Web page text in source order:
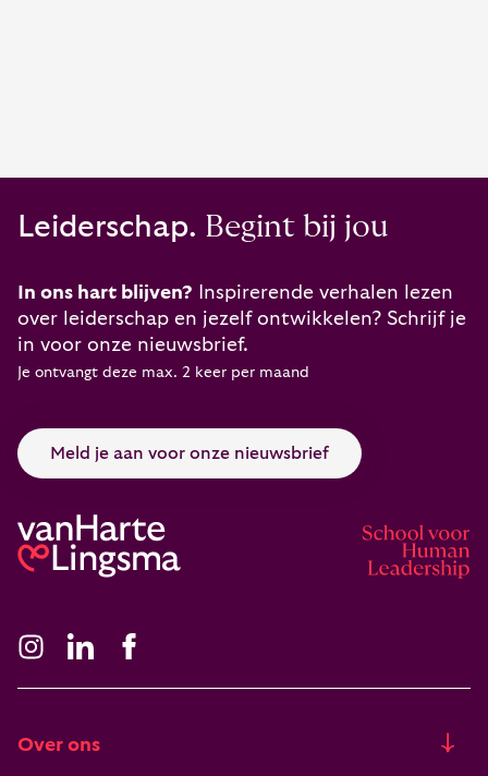
Leiderschap. Begint bij jou
In ons hart blijven? Inspirerende verhalen lezen
over leiderschap en jezelf ontwikkelen? Schrijf je
in voor onze nieuwsbrief.
Je ontvangt deze max. 2 keer per maand
Meld je aan voor onze nieuwsbrief
Over ons